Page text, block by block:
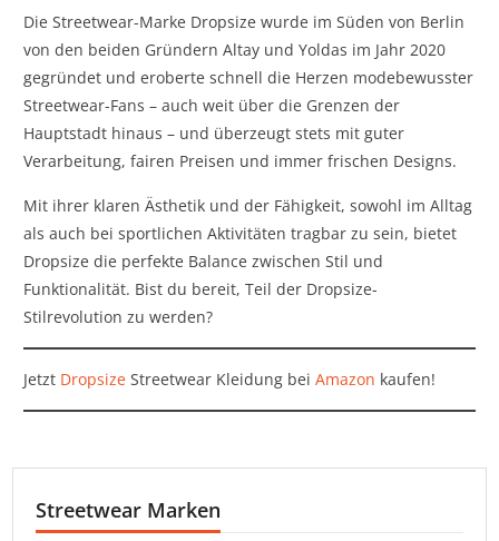
Die Streetwear-Marke Dropsize wurde im Süden von Berlin
von den beiden Gründern Altay und Yoldas im Jahr 2020
gegründet und eroberte schnell die Herzen modebewusster
Streetwear-Fans – auch weit über die Grenzen der
Hauptstadt hinaus – und überzeugt stets mit guter
Verarbeitung, fairen Preisen und immer frischen Designs.
Mit ihrer klaren Ästhetik und der Fähigkeit, sowohl im Alltag
als auch bei sportlichen Aktivitäten tragbar zu sein, bietet
Dropsize die perfekte Balance zwischen Stil und
Funktionalität. Bist du bereit, Teil der Dropsize-
Stilrevolution zu werden?
Jetzt Dropsize Streetwear Kleidung beiAmazon kaufen!
Streetwear Marken